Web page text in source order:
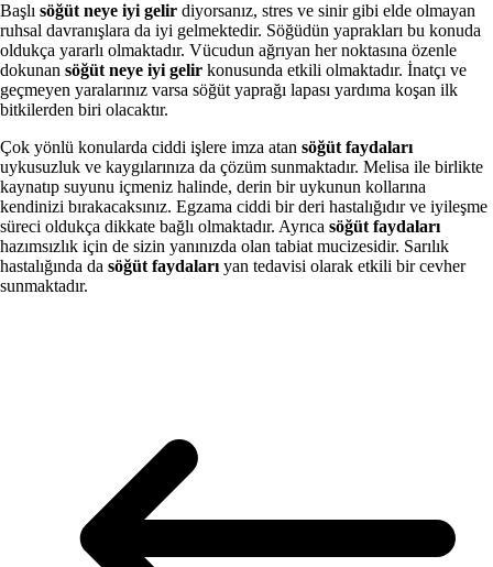
Başlı söğüt neye iyi gelir diyorsanız, stres ve sinir gibi elde olmayan
ruhsal davranışlara da iyi gelmektedir. Söğüdün yaprakları bu konuda
oldukça yararlı olmaktadır. Vücudun ağrıyan her noktasına özenle
dokunan söğüt neye iyi gelir konusunda etkili olmaktadır. İnatçı ve
geçmeyen yaralarınız varsa söğüt yaprağı lapası yardıma koşan ilk
bitkilerden biri olacaktır.
Çok yönlü konularda ciddi işlere imza atan söğüt faydaları
uykusuzluk ve kaygılarınıza da çözüm sunmaktadır. Melisa ile birlikte
kaynatıp suyunu içmeniz halinde, derin bir uykunun kollarına
kendinizi bırakacaksınız. Egzama ciddi bir deri hastalığıdır ve iyileşme
süreci oldukça dikkate bağlı olmaktadır. Ayrıca söğüt faydaları
hazımsızlık için de sizin yanınızda olan tabiat mucizesidir. Sarılık
hastalığında da söğüt faydaları yan tedavisi olarak etkili bir cevher
sunmaktadır.